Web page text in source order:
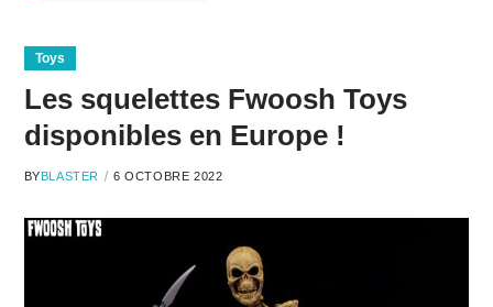
Toys
Les squelettes Fwoosh Toys
disponibles en Europe !
BY BLASTER 6 OCTOBRE 2022